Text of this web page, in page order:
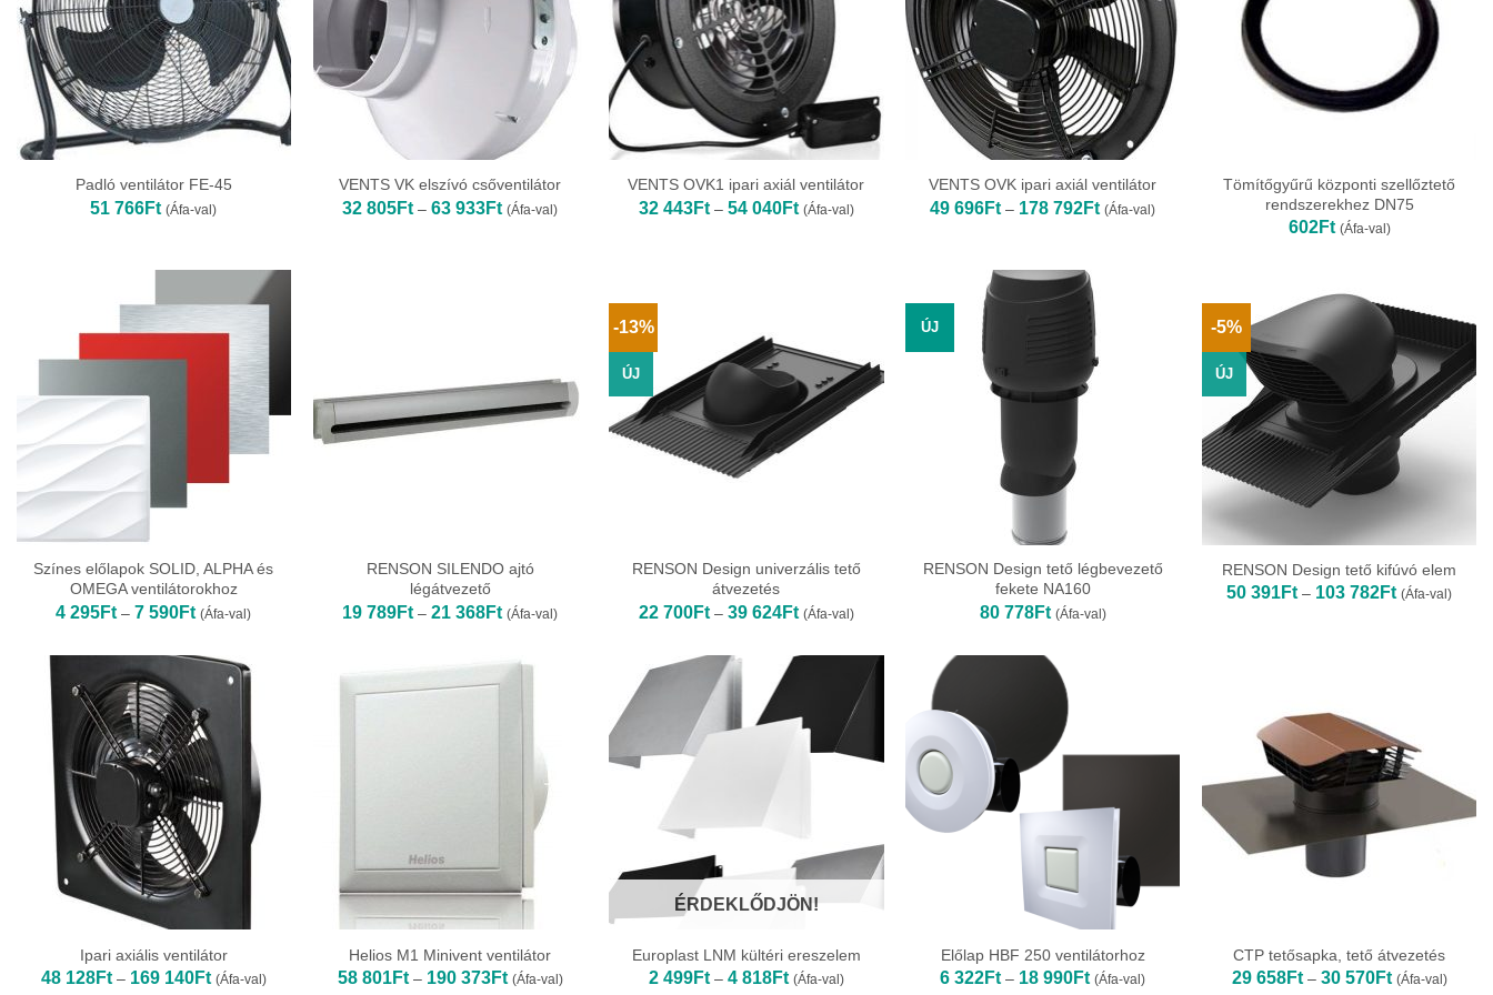
Padló ventilátor FE-45
51 766Ft (Áfa-val)
VENTS VK elszívó csőventilátor
32 805Ft – 63 933FtÁrtartomány:
32
(Áfa-val)
VENTS OVK1 ipari axiál ventilátor
32 443Ft – 54 040FtÁrtartomány:
32
(Áfa-val)
VENTS OVK ipari axiál ventilátor
49 696Ft – 178 792FtÁrtartomány:
49
(Áfa-val)
Tömítőgyűrű központi szellőztető
rendszerekhez DN75
602Ft (Áfa-val)
Színes előlapok SOLID, ALPHA és
OMEGA ventilátorokhoz
4 295Ft – 7 590FtÁrtartomány:
4
-
590Ft
(Áfa-val)
RENSON SILENDO ajtó
légátvezető
19 789Ft – 21 368FtÁrtartomány:
19
(Áfa-val)
-13%
ÚJ
RENSON Design univerzális tető
átvezetés
22 700Ft – 39 624FtÁrtartomány:
22
-
(Áfa-val)
ÚJ
RENSON Design tető légbevezető
fekete NA160
80 778Ft (Áfa-val)
-5%
ÚJ
RENSON Design tető kifúvó elem
50 391Ft – 103 782FtÁrtartomány:
50
(Áfa-val)
Ipari axiális ventilátor
48 128Ft – 169 140FtÁrtartomány:
(Áfa-val)
Helios M1 Minivent ventilátor
58 801Ft – 190 373FtÁrtartomány:
(Áfa-val)
ÉRDEKLŐDJÖN!
Europlast LNM kültéri ereszelem
2 499Ft – 4 818FtÁrtartomány:
(Áfa-val)
Előlap HBF 250 ventilátorhoz
6 322Ft – 18 990FtÁrtartomány:
(Áfa-val)
CTP tetősapka, tető átvezetés
29 658Ft – 30 570FtÁrtartomány:
(Áfa-val)